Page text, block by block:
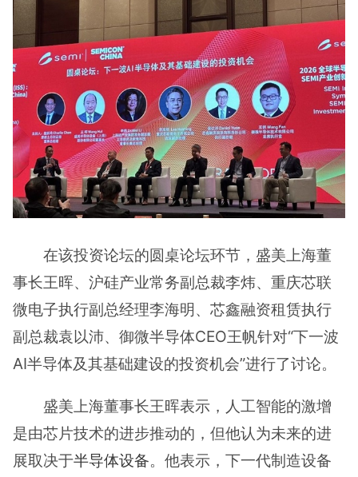
在该投资论坛的圆桌论坛环节，盛美上海董
事长王晖、沪硅产业常务副总裁李炜、重庆芯联
微电子执行副总经理李海明、芯鑫融资租赁执行
副总裁袁以沛、御微半导体CEO王帆针对“下一波
AI半导体及其基础建设的投资机会”进行了讨论。
盛美上海董事长王晖表示，人工智能的激增
是由芯片技术的进步推动的，但他认为未来的进
展取决于半导体设备。他表示，下一代制造设备